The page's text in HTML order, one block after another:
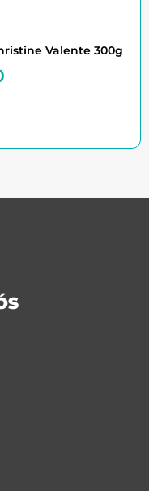
Valente 300g